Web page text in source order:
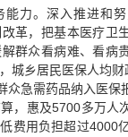
能力。深入推进和
革，把基本医疗卫
群众看病难、看病
城乡居民医保人均
众急需药品纳入医保
，惠及5700多万人
费用负担超过4000